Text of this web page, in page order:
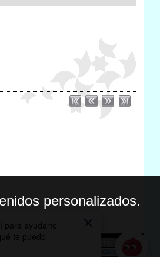
personalizados.